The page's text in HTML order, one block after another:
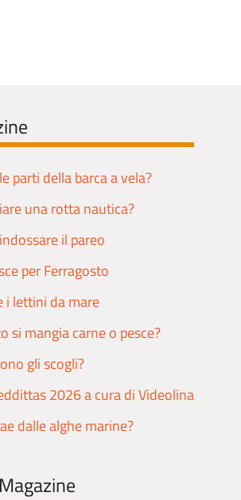
parti della barca a vela?
una rotta nautica?
il pareo
per Ferragosto
i lettini da mare
si mangia carne o pesce?
gli scogli?
2026 a cura di Videolina
dalle alghe marine?